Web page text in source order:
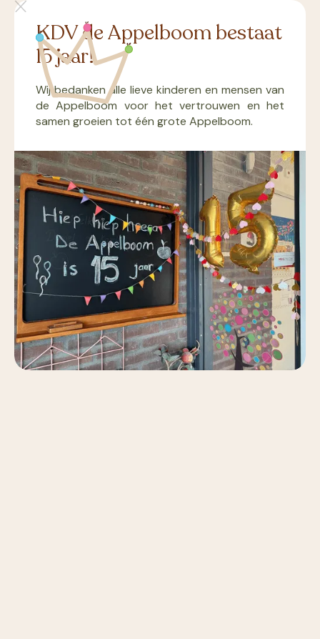
KINDERDAGVERBLIJF DE APPELBOOM
Kleinschalige opvang met
Grootschalige aandacht
Inschrijven
KDV de Appelboom bestaat
15 jaar!
Wij bedanken alle lieve kinderen en mensen van
de Appelboom voor het vertrouwen en het
samen groeien tot één grote Appelboom.